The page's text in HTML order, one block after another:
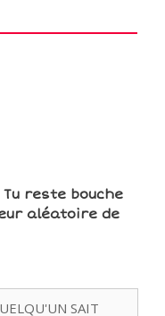
reste bouche
aléatoire de